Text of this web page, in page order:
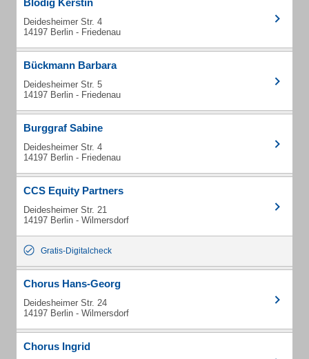
Blodig Kerstin
Deidesheimer Str. 4
14197 Berlin - Friedenau
Bückmann Barbara
Deidesheimer Str. 5
14197 Berlin - Friedenau
Burggraf Sabine
Deidesheimer Str. 4
14197 Berlin - Friedenau
CCS Equity Partners
Deidesheimer Str. 21
14197 Berlin - Wilmersdorf
Gratis-Digitalcheck
Chorus Hans-Georg
Deidesheimer Str. 24
14197 Berlin - Wilmersdorf
Chorus Ingrid